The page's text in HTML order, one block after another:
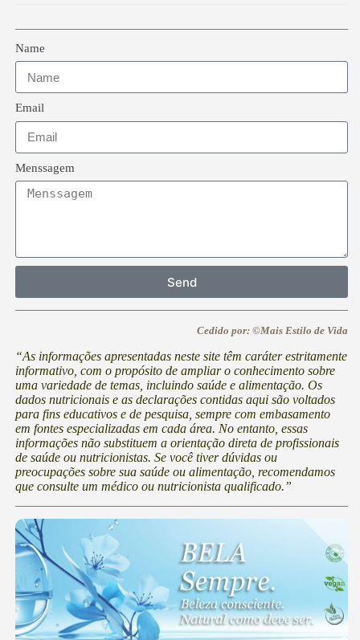
Name
Email
Menssagem
Send
Cedido por: ©Mais Estilo de Vida
“As informações apresentadas neste site têm caráter estritamente
informativo, com o propósito de ampliar o conhecimento sobre
uma variedade de temas, incluindo saúde e alimentação. Os
dados nutricionais e as declarações contidas aqui são voltados
para fins educativos e de pesquisa, sempre com embasamento
em fontes especializadas em cada área. No entanto, essas
informações não substituem a orientação direta de profissionais
de saúde ou nutricionistas. Se você tiver dúvidas ou
preocupações sobre sua saúde ou alimentação, recomendamos
que consulte um médico ou nutricionista qualificado.”